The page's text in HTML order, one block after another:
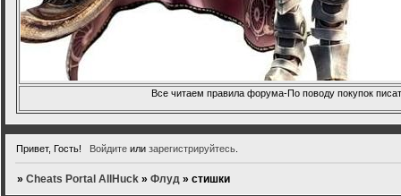
Все читаем правила форума-По поводу покупок
Привет, Гость! Войдитеили зарегистрируйтесь.
»Cheats Portal AllHuck »Флуд »стишки